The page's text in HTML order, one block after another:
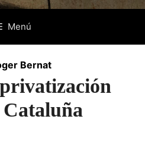
Menú
Bernat